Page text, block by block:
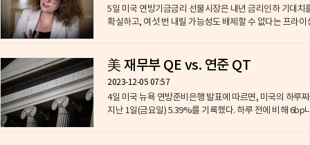
5일 미국 연방기금금리 선물시장은 내년 금리인하 기대
확실하고, 여섯 번 내릴 가능성도 배제할 수 없다는 프라이
美 재무부 QE vs. 연준 QT
2023-12-05 07:57
4일 미국 뉴욕 연방준비은행 발표에 따르면, 미국의 하
지난 1일(금요일) 5.39%를 기록했다. 하루 전에 비해 6bp